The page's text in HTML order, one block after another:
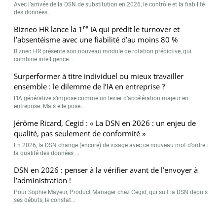
Avec l’arrivée de la DSN de substitution en 2026, le contrôle et la fiabilité
des données...
Bizneo HR lance la 1 re IA qui prédit le turnover et
l’absentéisme avec une fiabilité d’au moins 80 %
Bizneo HR présente son nouveau module de rotation prédictive, qui
combine intelligence...
Surperformer à titre individuel ou mieux travailler
ensemble : le dilemme de l’IA en entreprise ?
L’IA générative s’impose comme un levier d’accélération majeur en
entreprise. Mais elle pose...
Jérôme Ricard, Cegid : « La DSN en 2026 : un enjeu de
qualité, pas seulement de conformité »
En 2026, la DSN change (encore) de visage avec ce nouveau mot d’ordre :
la qualité des données ...
DSN en 2026 : penser à la vérifier avant de l’envoyer à
l’administration !
Pour Sophie Mayeur, Product Manager chez Cegid, qui suit la DSN depuis
ses débuts, le constat...